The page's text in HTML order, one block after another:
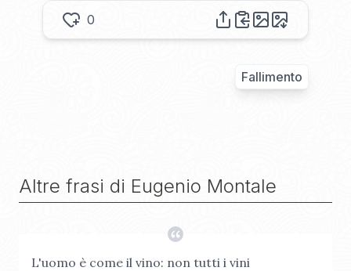
0
Fallimento
Altre frasi di Eugenio Montale
L'uomo è come il vino: non tutti i vini